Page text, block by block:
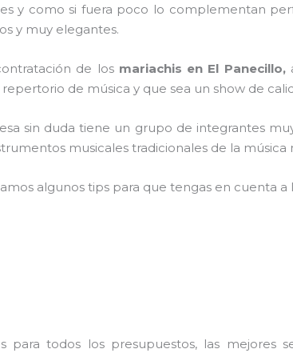
y como si fuera poco lo complementan
y muy elegantes.
de losmariachis en El Panecillo,
de música y que sea un show de
sin duda tiene un grupo de integrantes
musicales tradicionales de la música
algunos tips para que tengas en cuenta
para todos los presupuestos, las mejores